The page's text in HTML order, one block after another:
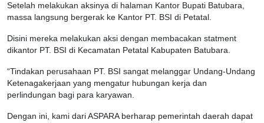
Setelah melakukan aksinya di halaman Kantor Bupati Batubara,
massa langsung bergerak ke Kantor PT. BSI di Petatal.
Disini mereka melakukan aksi dengan membacakan statment
dikantor PT. BSI di Kecamatan Petatal Kabupaten Batubara.
“Tindakan perusahaan PT. BSI sangat melanggar Undang-Undang
Ketenagakerjaan yang mengatur hubungan kerja dan
perlindungan bagi para karyawan.
Dengan ini, kami dari ASPARA berharap pemerintah daerah dapat